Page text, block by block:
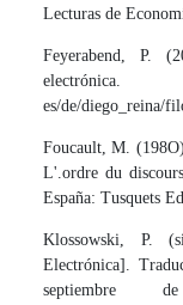
Lecturas de
Feyerabend, P.
es/de/diego_reina/
Foucault, M.
L'.ordre du
España: Tusquets
Klossowski, P.
Electrónica].